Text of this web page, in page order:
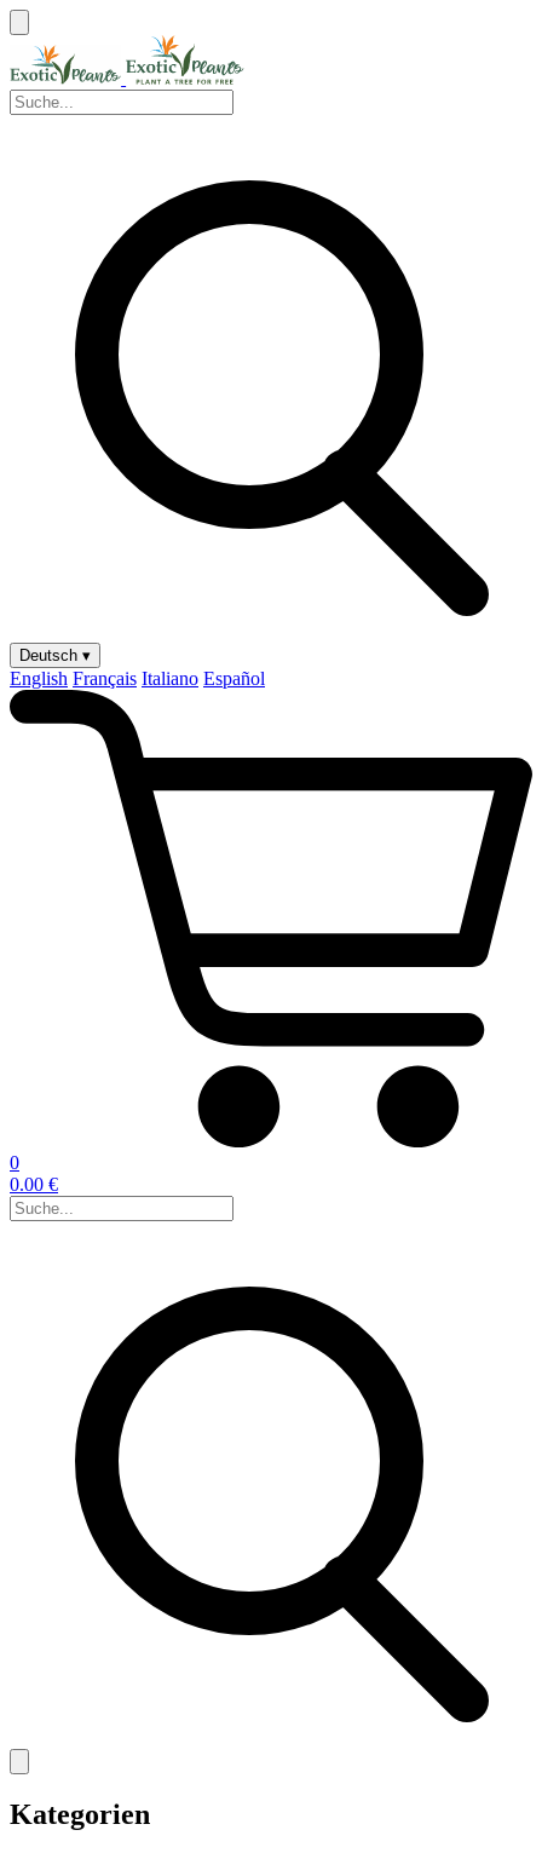
Deutsch ▾
English Français Italiano Español
0
0.00 €
Kategorien